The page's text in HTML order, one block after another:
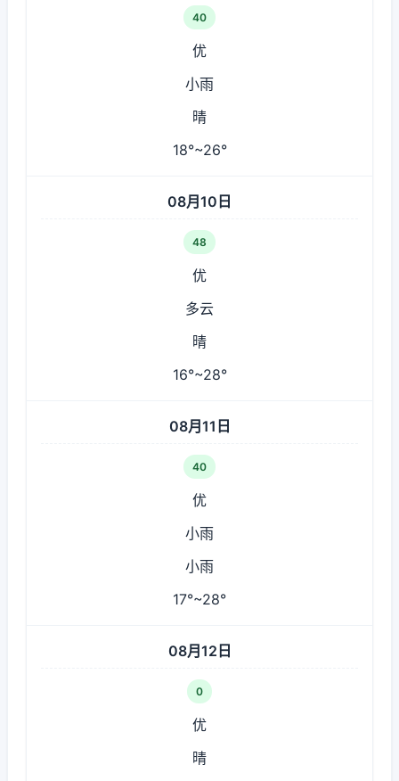
40
优
小雨
晴
18°~26°
08月10日
48
优
多云
晴
16°~28°
08月11日
40
优
小雨
小雨
17°~28°
08月12日
0
优
晴